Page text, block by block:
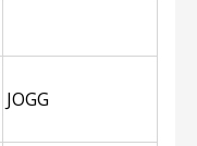
JOGG